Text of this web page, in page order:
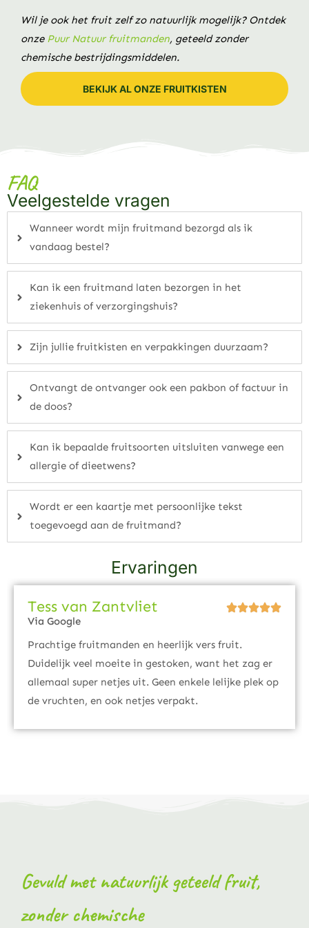
Wil je ook het fruit zelf zo natuurlijk mogelijk? Ontdek
onze Puur Natuur fruitmanden, geteeld zonder
chemische bestrijdingsmiddelen.
BEKIJK AL ONZE FRUITKISTEN
FAQ
Veelgestelde vragen
Wanneer wordt mijn fruitmand bezorgd als ik
vandaag bestel?
Kan ik een fruitmand laten bezorgen in het
ziekenhuis of verzorgingshuis?
Zijn jullie fruitkisten en verpakkingen duurzaam?
Ontvangt de ontvanger ook een pakbon of factuur in
de doos?
Kan ik bepaalde fruitsoorten uitsluiten vanwege een
allergie of dieetwens?
Wordt er een kaartje met persoonlijke tekst
toegevoegd aan de fruitmand?
Ervaringen
Tess van Zantvliet
Via Google
Prachtige fruitmanden en heerlijk vers fruit.
Duidelijk veel moeite in gestoken, want het zag er
allemaal super netjes uit. Geen enkele lelijke plek op
de vruchten, en ook netjes verpakt.
Gevuld met natuurlijk geteeld fruit,
zonder chemische